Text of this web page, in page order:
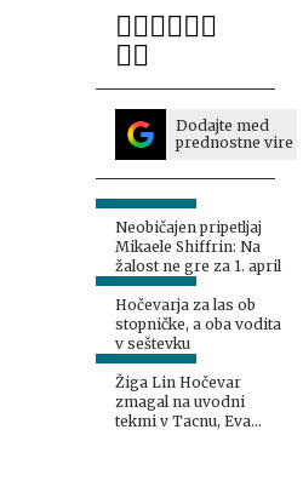
Dodajte med
prednostne vire
Neobičajen pripetljaj
Mikaele Shiffrin: Na
žalost ne gre za 1. april
Hočevarja za las ob
stopničke, a oba vodita
v seštevku
Žiga Lin Hočevar
zmagal na uvodni
tekmi v Tacnu, Eva